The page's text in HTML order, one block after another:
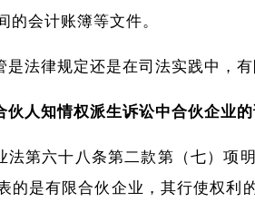
的会计账簿等文件。
是法律规定还是在司法实践中，
伙人知情权派生诉讼中合伙企业
法第六十八条第二款第 （七）项
的是有限合伙企业，其行使权利